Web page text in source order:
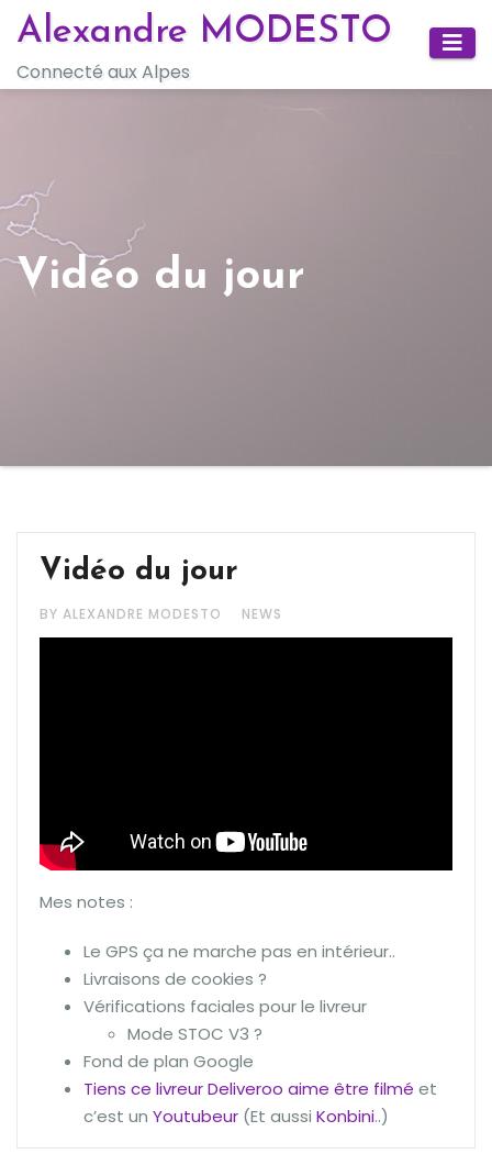
Skip
content
Alexandre MODESTO
Connecté aux Alpes
Vidéo du jour
Vidéo du jour
BY ALEXANDRE MODESTO NEWS
Mes notes :
Le GPS ça ne marche pas en intérieur..
Livraisons de cookies ?
Vérifications faciales pour le livreur
Mode STOC V3 ?
Fond de plan Google
Tiens ce livreur Deliveroo aime être filmé et
c’est un Youtubeur (Et aussi Konbini..)